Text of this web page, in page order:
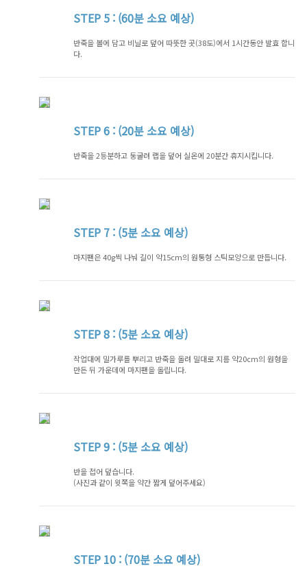
STEP5 : (60분 소요 예상)
반죽을 볼에 담고 비닐로 덮어 따뜻한 곳(38도)에서 1시간동안 발효 합니
다.
STEP6 : (20분 소요 예상)
반죽을 2등분하고 둥굴려 랩을 덮어 실온에 20분간 휴지시킵니다.
STEP7 : (5분 소요 예상)
마지팬은 40g씩 나눠 길이 약15cm의 원통형 스틱모양으로 만듭니다.
STEP8 : (5분 소요 예상)
작업대에 밀가루를 뿌리고 반죽을 올려 밀대로 지름 약20cm의 원형을
만든 뒤 가운데에 마지팬을 올립니다.
STEP9 : (5분 소요 예상)
반을 접어 덮습니다.
(사진과 같이 윗쪽을 약간 짧게 덮어주세요)
STEP10 : (70분 소요 예상)